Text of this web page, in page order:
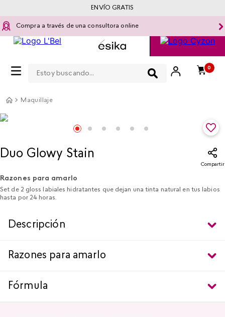
Compra a través de una consultora online
0
ENVÍO GRATIS
Maquillaje
Duo Glowy Stain
Compartir
Razones para amarlo
Set de 2 gloss labiales hidratantes que dejan una tinta natural en tus labios
hasta por 24 horas.
Descripción
Razones para amarlo
Fórmula